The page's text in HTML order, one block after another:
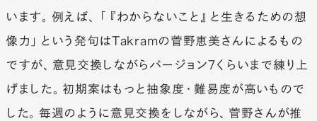
います。例えば、「『わからないこと』と生きるための想
像力」という発句はTakramの菅野恵美さんによるもの
ですが、意見交換しながらバージョン7くらいまで練り上
げました。初期案はもっと抽象度・難易度が高いもので
した。毎週のように意見交換をしながら、菅野さんが推